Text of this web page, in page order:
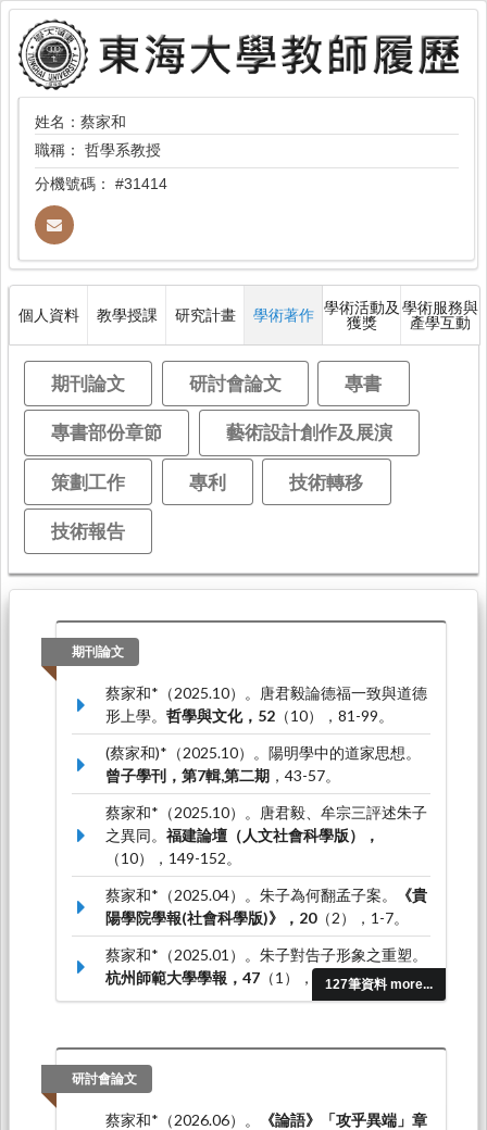
姓名：蔡家和
職稱： 哲學系教授
分機號碼： #31414
個人資料 教學授課 研究計畫 學術著作 學術活動及
獲獎
學術服務與
產學互動
期刊論文 研討會論文 專書
專書部份章節 藝術設計創作及展演
策劃工作 專利 技術轉移
技術報告
期刊論文
127筆資料 more...
蔡家和*（2025.10）。唐君毅論德福一致與道德
形上學。 哲學與文化，52 （10），81-99。
(蔡家和)*（2025.10）。陽明學中的道家思想。
曾子學刊，第7輯,第二期 ，43-57。
蔡家和*（2025.10）。唐君毅、牟宗三評述朱子
之異同。 福建論壇（人文社會科學版），
（10），149-152。
蔡家和*（2025.04）。朱子為何翻孟子案。
《貴
陽學院學報(社會科學版)》，20（2），1-7。
蔡家和*（2025.01）。朱子對告子形象之重塑。
杭州師範大學學報，47 （1），1-8。
研討會論文
蔡家和*（2026.06）。
《論語》「攻乎異端」章